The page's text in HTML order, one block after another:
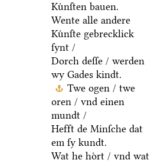
Kuͤnſten bauen.
Wente alle andere
Kuͤnſte gebrecklick
ſynt /
Dorch deſſe / werden
wy Gades kindt.
Twe ogen / twe
oren / vnd einen
mundt /
Hefft de Minſche dat
em ſy kundt.
Wat he hoͤrt / vnd wat